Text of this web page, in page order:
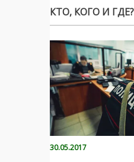
КТО, КОГО И ГДЕ?
30.05.2017